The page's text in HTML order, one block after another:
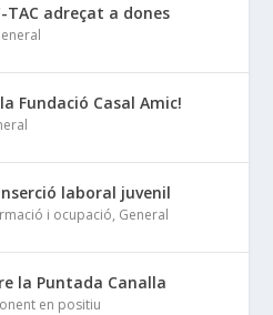
TAC adreçat a dones
Fundació Casal Amic!
laboral juvenil
i ocupació, General
la Puntada Canalla
en positiu